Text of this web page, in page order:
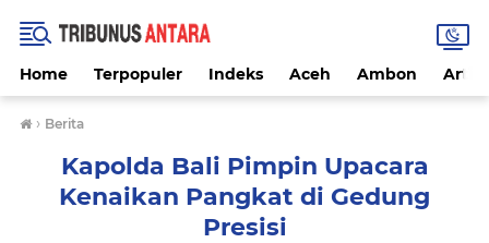
Home Terpopuler Indeks Aceh Ambon
› Berita
Kapolda Bali Pimpin Upacara
Kenaikan Pangkat di Gedung
Presisi